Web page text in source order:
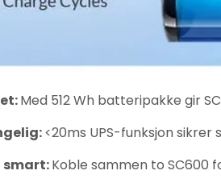
Med 512 Wh batteripakke gir
<20ms UPS-funksjon
smart:Koble sammen to SC600